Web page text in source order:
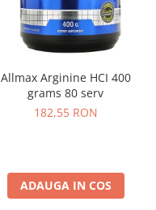
Allmax Arginine HCI 400
grams 80 serv
182,55 RON
ADAUGA IN COS